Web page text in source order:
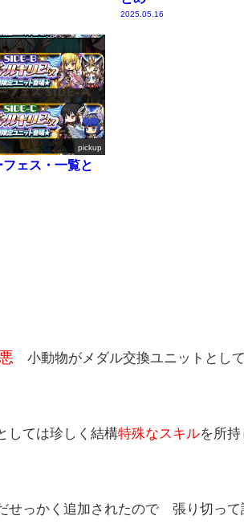
2025.05.16
pickup
ェス・一覧と
小動物がメダル交換ユニットとして
しては珍しく結構特殊なスキルを所
せっかく追加されたので 張り切って